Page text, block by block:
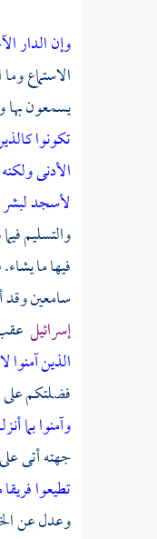
وإن الدار
الاستماع
يسمعون بها
تكونوا
الأدنى
لأسجد
والتسليم
فيها ما يشاء.
سامعين وقد
إسرائيل
الذين آمنوا
فضلتكم على
وآمنوا بما
جهته أتى
تطيعوا
وعدل عن